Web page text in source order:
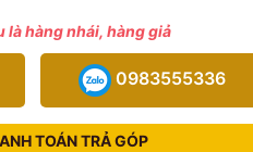
là hàng nhái, hàng giả
0983555336
TOÁN TRẢ GÓP
x 1
x 1